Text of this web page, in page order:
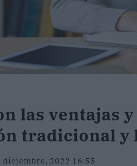
las ventajas
tradicional y
diciembre, 2022 16:55